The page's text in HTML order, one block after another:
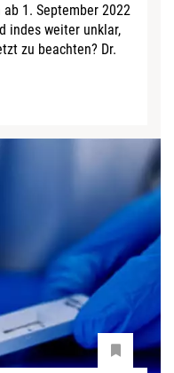
1. September 2022
indes weiter unklar,
zu beachten? Dr.